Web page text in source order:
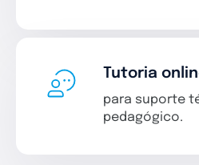
Tutoria
para suporte
pedagógico.